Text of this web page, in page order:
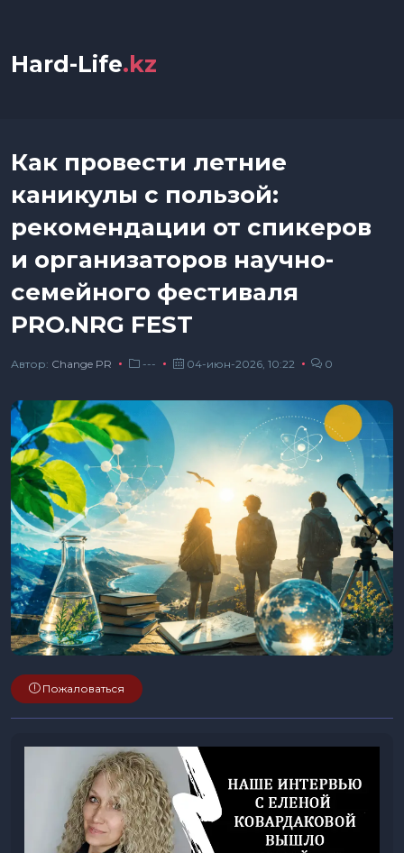
Hard-Life.kz
Как провести летние
каникулы с пользой:
рекомендации от спикеров
и организаторов научно-
семейного фестиваля
PRO.NRG FEST
Автор: Сhange PR --- 04-июн-2026, 10:22 0
Пожаловаться